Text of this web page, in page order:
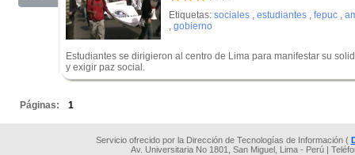
Etiquetas: sociales , estudiantes , fepuc ,
, gobierno
Estudiantes se dirigieron al centro de Lima para manifestar su
y exigir paz social.
Páginas: 1
Servicio ofrecido por la Dirección de Tecnologías de Información (
Av. Universitaria No 1801, San Miguel, Lima - Perú |